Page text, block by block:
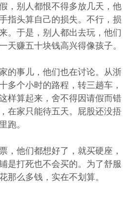
，别人都恨不得多放几天，他
指头算自己的损失。不行，损
。于是，别人都出去玩，他们
天赚五十块钱高兴得像孩子。
的事儿，他们也在讨论。从浙
多个小时的路程，转三趟车，
样算起来，舍不得因请假而错
在家只能待五天。屁股还没捂
跑。
，他们都想好了，就买硬座，
是打死也不会买的。为了舒服
那么多钱，实在不划算。